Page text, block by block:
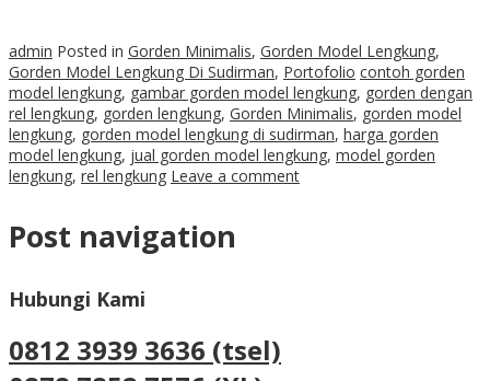
admin Posted in Gorden Minimalis, Gorden Model Lengkung,
Gorden Model Lengkung Di Sudirman, Portofolio contoh gorden
model lengkung, gambar gorden model lengkung, gorden dengan
rel lengkung, gorden lengkung, Gorden Minimalis, gorden model
lengkung, gorden model lengkung di sudirman, harga gorden
model lengkung, jual gorden model lengkung, model gorden
lengkung, rel lengkung Leave a comment
Post navigation
Hubungi Kami
0812 3939 3636 (tsel)